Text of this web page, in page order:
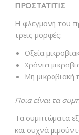
ΠΡΟΣΤΑΤΙΤΙΣ
Η φλεγμονή του
τρεις μορφές:
Οξεία
Χρόνια
Μη μικροβιακή
Ποια είναι τα
Τα συμπτώματα
και συχνά